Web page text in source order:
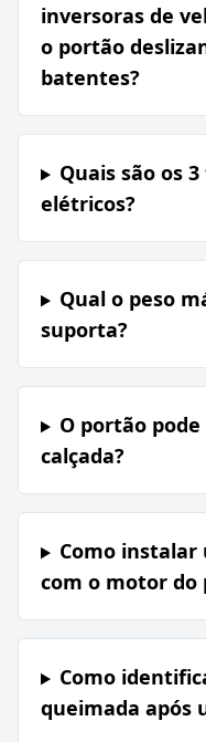
inversoras de
o portão
batentes?
Quais são os
elétricos?
Qual o peso
suporta?
O portão
calçada?
Como
com o motor do
Como
queimada após